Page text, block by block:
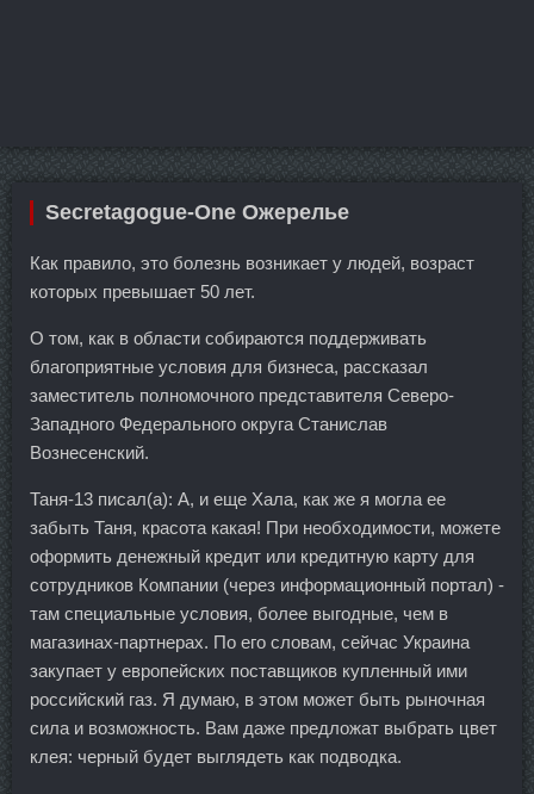
Secretagogue-One Ожерелье
Как правило, это болезнь возникает у людей, возраст
которых превышает 50 лет.
О том, как в области собираются поддерживать
благоприятные условия для бизнеса, рассказал
заместитель полномочного представителя Северо-
Западного Федерального округа Станислав
Вознесенский.
Таня-13 писал(а): А, и еще Хала, как же я могла ее
забыть Таня, красота какая! При необходимости, можете
оформить денежный кредит или кредитную карту для
сотрудников Компании (через информационный портал) -
там специальные условия, более выгодные, чем в
магазинах-партнерах. По его словам, сейчас Украина
закупает у европейских поставщиков купленный ими
российский газ. Я думаю, в этом может быть рыночная
сила и возможность. Вам даже предложат выбрать цвет
клея: черный будет выглядеть как подводка.